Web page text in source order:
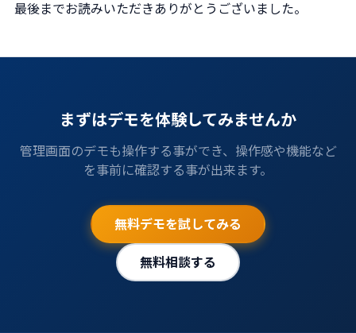
最後までお読みいただきありがとうございました。
まずはデモを体験してみませんか
管理画面のデモも操作する事ができ、操作感や機能など
を事前に確認する事が出来ます。
無料デモを試してみる
無料相談する